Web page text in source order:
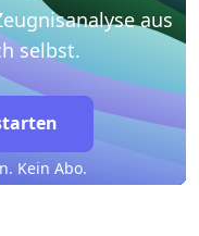
aus
selbst.
Kein Abo.